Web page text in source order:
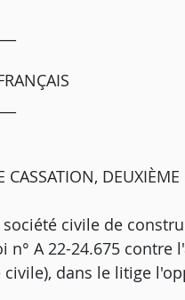
CASSATION,
civile de
n° A 22-24.675
civile), dans le litige